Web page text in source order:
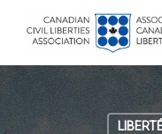
content